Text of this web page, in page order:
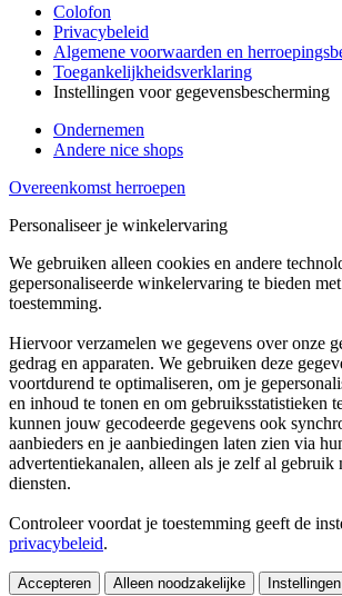
Colofon
Privacybeleid
Algemene voorwaarden en
Toegankelijkheidsverklaring
Instellingen voor gegevensbescherming
Ondernemen
Andere nice shops
Overeenkomst herroepen
Personaliseer je winkelervaring
We gebruiken alleen cookies en andere
gepersonaliseerde winkelervaring te bieden
toestemming.
Hiervoor verzamelen we gegevens over onze
gedrag en apparaten. We gebruiken deze
voortdurend te optimaliseren, om je
en inhoud te tonen en om gebruiksstatistieken
kunnen jouw gecodeerde gegevens ook
aanbieders en je aanbiedingen laten zien via
advertentiekanalen, alleen als je zelf al gebruik
diensten.
Controleer voordat je toestemming geeft de
privacybeleid.
Accepteren Alleen noodzakelijke